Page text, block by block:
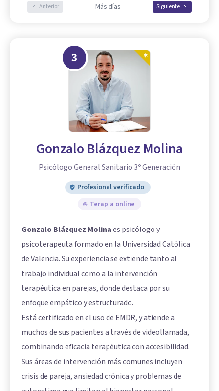
Anterior Más días Siguiente
3
Gonzalo Blázquez Molina
Psicólogo General Sanitario 3º Generación
Profesional verificado
Terapia online
Gonzalo Blázquez Molinaes psicólogo y
psicoterapeuta formado en la Universidad Católica
de Valencia. Su experiencia se extiende tanto al
trabajo individual como a la intervención
terapéutica en parejas, donde destaca por su
enfoque empático y estructurado.
Está certificado en el uso de EMDR, y atiende a
muchos de sus pacientes a través de videollamada,
combinando eficacia terapéutica con accesibilidad.
Sus áreas de intervención más comunes incluyen
crisis de pareja, ansiedad crónica y problemas de